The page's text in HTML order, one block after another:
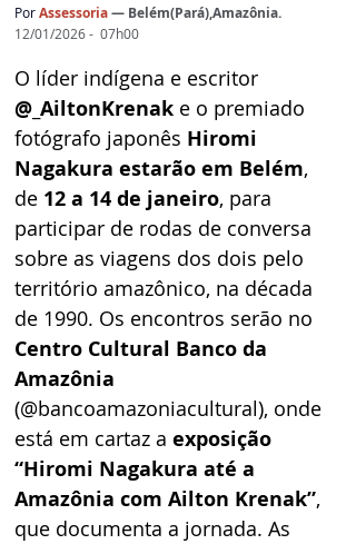
PorAssessoria— Belém(Pará),Amazônia.
12/01/2026 -  07h00
O líder indígena e escritor
@_AiltonKrenak e o premiado
fotógrafo japonês Hiromi
Nagakura estarão em Belém,
de 12 a 14 de janeiro, para
participar de rodas de conversa
sobre as viagens dos dois pelo
território amazônico, na década
de 1990. Os encontros serão no
Centro Cultural Banco da
Amazônia
(@bancoamazoniacultural), onde
está em cartaz a exposição
“Hiromi Nagakura até a
Amazônia com Ailton Krenak”,
que documenta a jornada. As